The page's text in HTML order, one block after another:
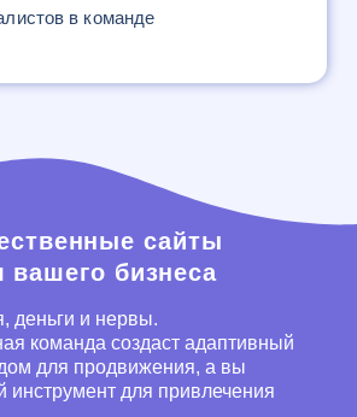
в команде
сайты
вашего бизнеса
деньги и нервы.
команда создаст адаптивный
для продвижения, а вы
инструмент для привлечения